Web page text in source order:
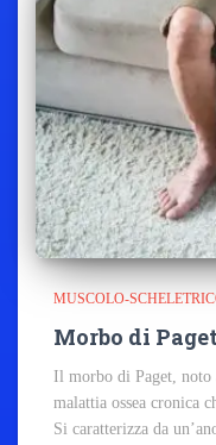
MUSCOLO-
Morbo di
Il morbo di Paget, noto
malattia ossea cronica
Si caratterizza da